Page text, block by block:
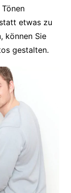
etwas zu
können Sie
gestalten.